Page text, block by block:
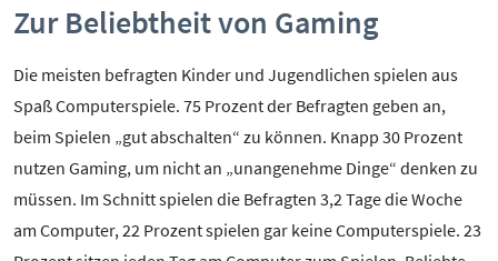
Zur Beliebtheit von Gaming
Die meisten befragten Kinder und Jugendlichen spielen aus
Spaß Computerspiele. 75 Prozent der Befragten geben an,
beim Spielen „gut abschalten“ zu können. Knapp 30 Prozent
nutzen Gaming, um nicht an „unangenehme Dinge“ denken zu
müssen. Im Schnitt spielen die Befragten 3,2 Tage die Woche
am Computer, 22 Prozent spielen gar keine Computerspiele. 23
Grundlagen
Sicherheit & Risiken
Tipps & Regeln
Studien
Aktuelles
ÜBER UNS: